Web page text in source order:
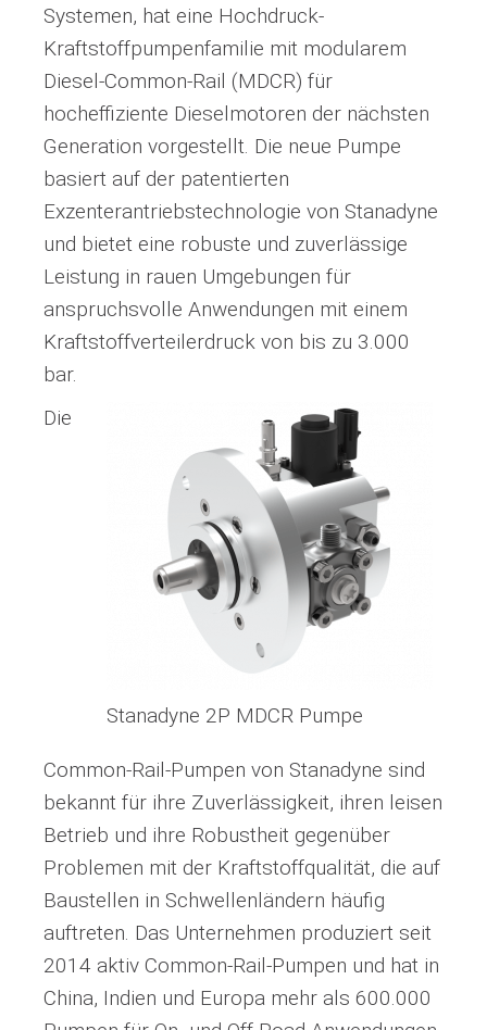
Systemen, hat eine Hochdruck-
Kraftstoffpumpenfamilie mit modularem
Diesel-Common-Rail (MDCR) für
hocheffiziente Dieselmotoren der nächsten
Generation vorgestellt. Die neue Pumpe
basiert auf der patentierten
Exzenterantriebstechnologie von Stanadyne
und bietet eine robuste und zuverlässige
Leistung in rauen Umgebungen für
anspruchsvolle Anwendungen mit einem
Kraftstoffverteilerdruck von bis zu 3.000
bar.
Stanadyne 2P MDCR Pumpe
Die
Common-Rail-Pumpen von Stanadyne sind
bekannt für ihre Zuverlässigkeit, ihren leisen
Betrieb und ihre Robustheit gegenüber
Problemen mit der Kraftstoffqualität, die auf
Baustellen in Schwellenländern häufig
auftreten. Das Unternehmen produziert seit
2014 aktiv Common-Rail-Pumpen und hat in
China, Indien und Europa mehr als 600.000